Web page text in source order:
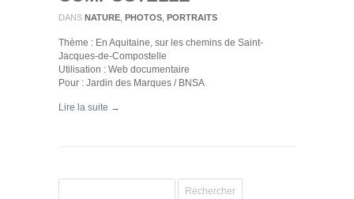
DANS NATURE PHOTOS PORTRAITS
Thème : En Aquitaine, sur les chemins de Saint-
Jacques-de-Compostelle
Utilisation : Web documentaire
Pour : Jardin des Marques / BNSA
Lire la suite →